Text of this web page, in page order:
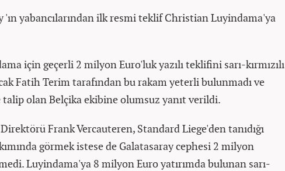
'ın yabancılarından ilk resmi teklif Christian Luyindama'ya
için geçerli 2 milyon Euro'luk yazılı teklifini sarı-kırmızılı
Fatih Terim tarafından bu rakam yeterli bulunmadı ve
olan Belçika ekibine olumsuz yanıt verildi.
Frank Vercauteren, Standard Liege'den tanıdığı
görmek istese de Galatasaray cephesi 2 milyon
Luyindama'ya 8 milyon Euro yatırımda bulunan sarı-